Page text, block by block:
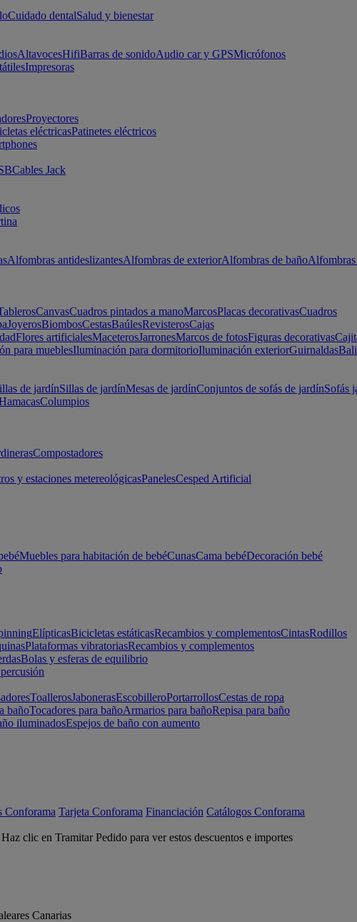
Cuidado dentalSalud y bienestar
AltavocesHifiBarras de sonidoAudio car y GPSMicrófonos
Impresoras
Proyectores
eléctricasPatinetes eléctricos
Cables Jack
Alfombras antideslizantesAlfombras de exteriorAlfombras de bañoAlfombras
CanvasCuadros pintados a manoMarcosPlacas decorativasCuadros
JoyerosBiombosCestasBaúlesRevisterosCajas
Flores artificialesMaceterosJarronesMarcos de fotosFiguras decorativas
para mueblesIluminación para dormitorioIluminación exteriorGuirnaldas
de jardínSillas de jardínMesas de jardínConjuntos de sofás de jardínSofás
Columpios
Compostadores
y estaciones metereológicasPanelesCesped Artificial
Muebles para habitación de bebéCunasCama bebéDecoración bebé
ElípticasBicicletas estáticasRecambios y complementosCintasRodillos
Plataformas vibratoriasRecambios y complementos
Bolas y esferas de equilibrio
ToallerosJabonerasEscobilleroPortarrollosCestas de ropa
bañoTocadores para bañoArmarios para bañoRepisa para baño
iluminadosEspejos de baño con aumento
Conforama Tarjeta Conforama Financiación Catálogos Conforama
clic en Tramitar Pedido para ver estos descuentos e importes
Canarias